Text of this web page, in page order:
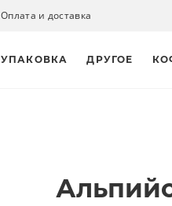
Оплата и доставка
УПАКОВКА ДРУГОЕ